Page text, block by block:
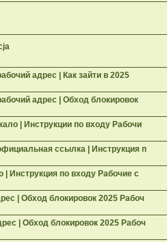
адрес | Как зайти в 2025
адрес | Обход блокировок
| Инструкции по входу Рабочи
ссылка | Инструкция п
| Инструкция по входу Рабочие с
| Обход блокировок 2025 Рабоч
| Обход блокировок 2025 Рабоч